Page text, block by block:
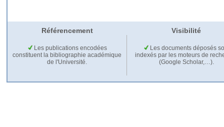
Référencement Visibilité
Les publications encodées
constituent la bibliographie académique
de l'Université.
Les documents déposés
indexés par les moteurs de
(Google Scholar,…).